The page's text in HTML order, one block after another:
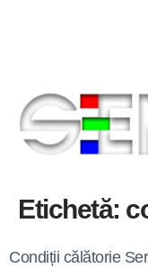
Etichetă:
Condiții călătorie